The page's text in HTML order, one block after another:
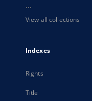
...
View all collections
Indexes
Rights
Title